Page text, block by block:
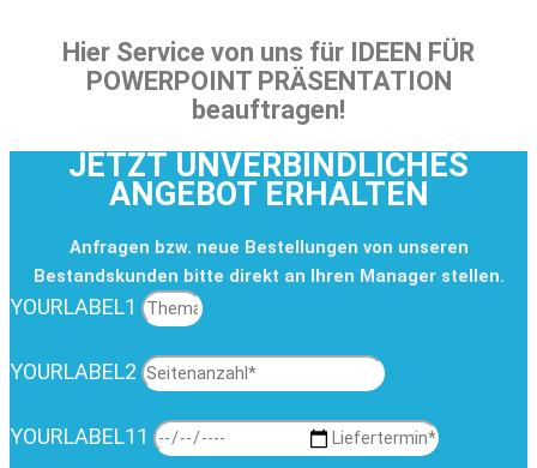
Hier Service von uns für IDEEN FÜR
POWERPOINT PRÄSENTATION
beauftragen!
JETZT UNVERBINDLICHES
ANGEBOT ERHALTEN
Anfragen bzw. neue Bestellungen von unseren
Bestandskunden bitte direkt an Ihren Manager stellen.
YOURLABEL1
YOURLABEL2
YOURLABEL11